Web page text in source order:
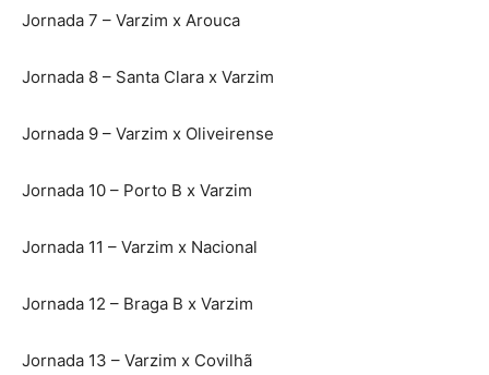
Jornada 7 – Varzim x Arouca
Jornada 8 – Santa Clara x Varzim
Jornada 9 – Varzim x Oliveirense
Jornada 10 – Porto B x Varzim
Jornada 11 – Varzim x Nacional
Jornada 12 – Braga B x Varzim
Jornada 13 – Varzim x Covilhã